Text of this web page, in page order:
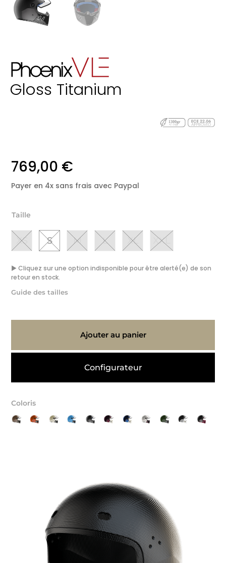
Gloss Titanium
769,00 €
Payer en 4x sans frais avec Paypal
Taille
XS S M L XL XXL
▶ Cliquez sur une option indisponible pour être alerté(e) de son
retour en stock.
Ajouter au panier
Guide des tailles
Configurateur
Coloris